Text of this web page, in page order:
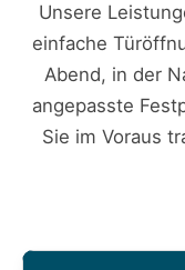
Unsere
einfache
Abend, in der
angepasste
Sie im Voraus